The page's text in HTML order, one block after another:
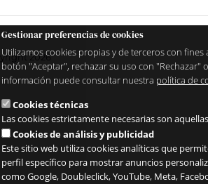
2026
Gestionar preferencias de cookies
Utilizamos cookies propias y de terceros con
botón "Aceptar", rechazar su uso con
información puede consultar nuestra política de
Cookies técnicas
Las cookies estrictamente necesarias son
Cookies de análisis y publicidad
Este sitio web utiliza cookies analíticas que
perfil específico para mostrar anuncios
como Google, Doubleclick, YouTube, Meta,